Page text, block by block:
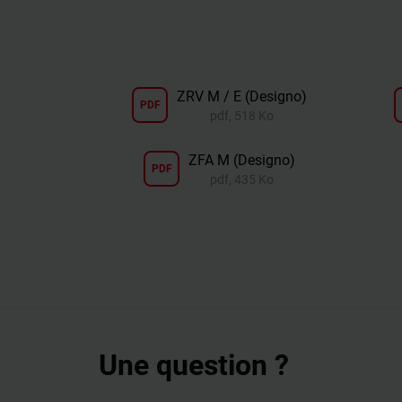
PDF ZRV M / E (Designo)
pdf, 518 Ko
PDF ZFA M (Designo)
pdf, 435 Ko
Une question ?